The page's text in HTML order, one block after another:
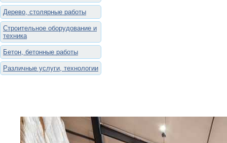
Дерево, столярные работы
Строительное оборудование и
техника
Бетон, бетонные работы
Различные услуги, технологии